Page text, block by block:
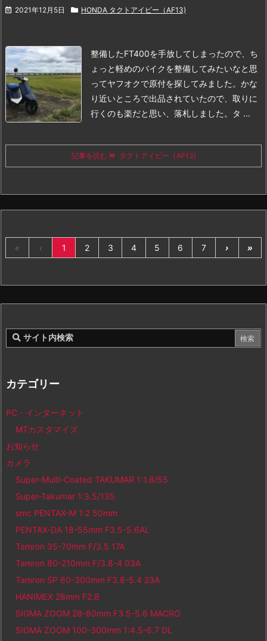
2021年12月5日 HONDA タクトアイビー（AF13)
整備したFT400を手放してしまったので、ち
ょっと軽めのバイクを整備してみたいなと思
ってヤフオクで原付を探してみました。 かな
り近いところで出品されていたので、取りに
行くのも楽だと思い、落札しました。
タ ...
記事を読む タクトアイビー（AF13)
« ‹ 1 2 3 4 5 6 7 › »
カテゴリー
PC・インターネット
MTカスタマイズ
お知らせ
カメラ
Super-Multi-Coated TAKUMAR 1:1.8/55
Super-Takumar 1:3.5/135
smc PENTAX-M 1:2 50mm
PENTAX-DA 18-55mm F3.5-5.6AL
Tamron 35-70mm F/3.5 17A
Tamron 80-210mm F/3.8-4 03A
Tamron SP 60-300mm F3.8-5.4 23A
HANIMEX 28mm F2.8
SIGMA ZOOM 28-80mm F3.5-5.6 MACRO
SIGMA ZOOM 100-300mm 1:4.5-6.7 DL